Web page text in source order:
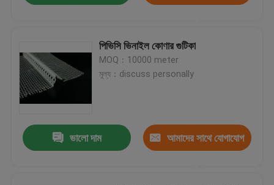
পিভিসি ভিনাইল কোণার গুটিকা
MOQ：10000 meter
মূল্য：discuss personally
ভালো দাম আমাদের সাথে যোগাযোগ